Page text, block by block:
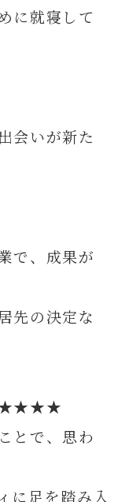
に就寝して
会いが新た
で、成果が
先の決定な
★★★★
とで、思わ
に足を踏み入